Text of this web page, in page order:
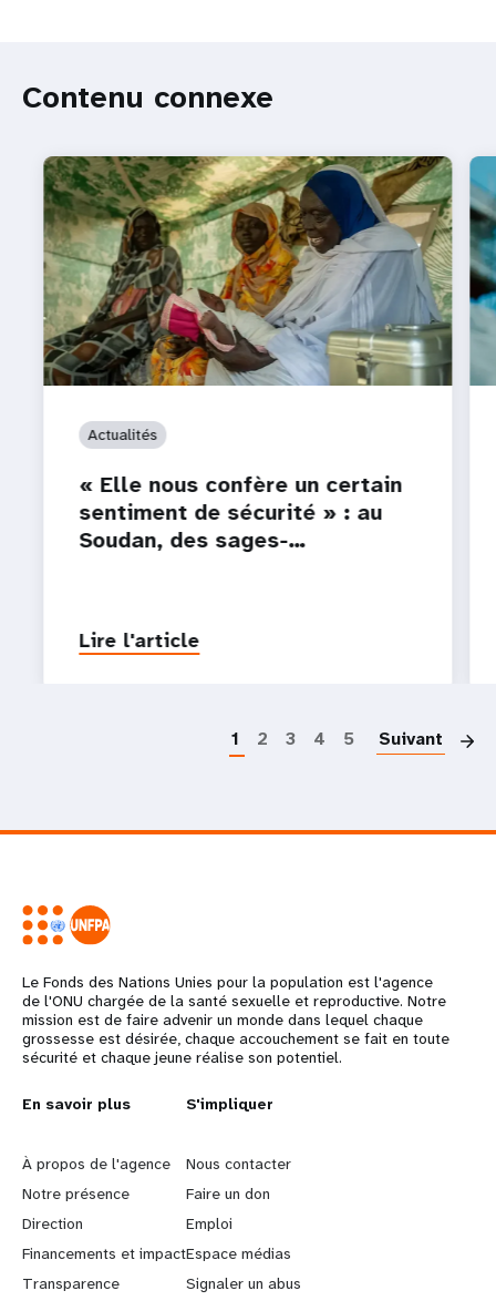
Contenu connexe
Actualités
« Elle nous confère un certain
sentiment de sécurité » : au
Soudan, des sages-…
Lire l'article
1 2 3 4 5 Suivant
Le Fonds des Nations Unies pour la population est l'agence
de l'ONU chargée de la santé sexuelle et reproductive. Notre
mission est de faire advenir un monde dans lequel chaque
grossesse est désirée, chaque accouchement se fait en toute
sécurité et chaque jeune réalise son potentiel.
L
e
a
r
En savoir plus
À propos de l'agence
Notre présence
Direction
Financements et impact
Transparence
G
o
b
e
S'impliquer
Nous contacter
Faire un don
Emploi
Espace médias
Signaler un abus